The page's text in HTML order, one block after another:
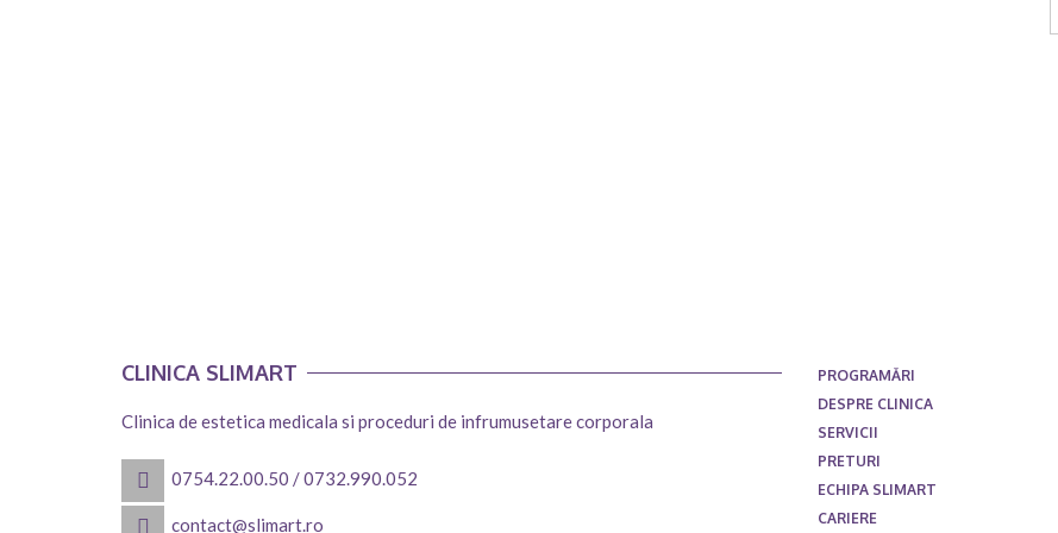
CLINICA SLIMART
Clinica de estetica medicala si proceduri de infrumusetare corporala
0754.22.00.50 /0732.990.052
contact@slimart.ro
PROGRAMĂRI
DESPRE CLINICA
SERVICII
PRETURI
ECHIPA SLIMART
CARIERE